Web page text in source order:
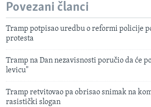
Povezani članci
Tramp potpisao uredbu o reformi policije
protesta
Tramp na Dan nezavisnosti poručio da će
levicu"
Tramp retvitovao pa obrisao snimak na
rasistički slogan